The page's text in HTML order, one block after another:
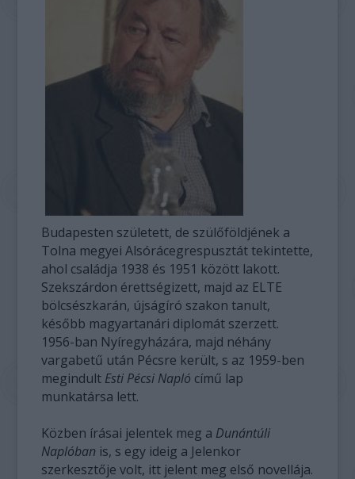
Budapesten született, de szülőföldjének a
Tolna megyei Alsórácegrespusztát tekintette,
ahol családja 1938 és 1951 között lakott.
Szekszárdon érettségizett, majd az ELTE
bölcsészkarán, újságíró szakon tanult,
később magyartanári diplomát szerzett.
1956-ban Nyíregyházára, majd néhány
vargabetű után Pécsre került, s az 1959-ben
megindult Esti Pécsi Napló című lap
munkatársa lett.
Közben írásai jelentek meg a Dunántúli
Naplóban is, s egy ideig a Jelenkor
szerkesztője volt, itt jelent meg első novellája.